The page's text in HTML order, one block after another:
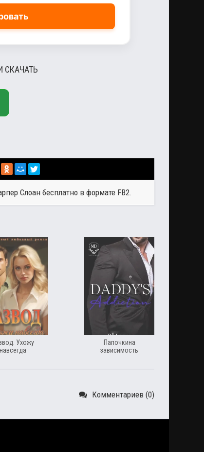
СКАЧАТЬ
Слоан бесплатно в формате FB2.
Ухожу
навсегда
Папочкина
зависимость
Комментариев (0)